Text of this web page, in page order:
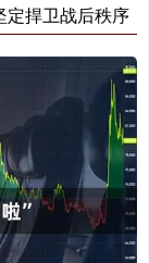
定捍卫战后秩序